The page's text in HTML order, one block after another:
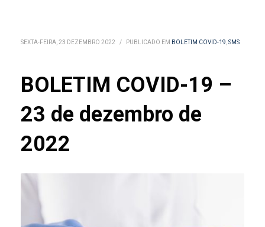
SEXTA-FEIRA, 23 DEZEMBRO 2022 / PUBLICADO EM BOLETIM COVID-19,SMS
BOLETIM COVID-19 –
23 de dezembro de
2022